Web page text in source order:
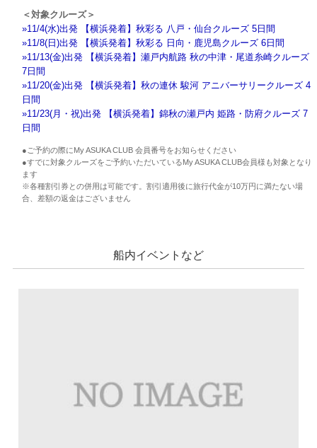
＜対象クルーズ＞
»11/4(水)出発 【横浜発着】秋彩る 八戸・仙台クルーズ 5日間
»11/8(日)出発 【横浜発着】秋彩る 日向・鹿児島クルーズ 6日間
»11/13(金)出発 【横浜発着】瀬戸内航路 秋の中津・尾道糸崎クルーズ
7日間
»11/20(金)出発 【横浜発着】秋の連休 駿河 アニバーサリークルーズ 4
日間
»11/23(月・祝)出発 【横浜発着】錦秋の瀬戸内 姫路・防府クルーズ 7
日間
●ご予約の際にMy ASUKA CLUB 会員番号をお知らせください
●すでに対象クルーズをご予約いただいているMy ASUKA CLUB会員様も対象となり
ます
※各種割引券との併用は可能です。割引適用後に旅行代金が10万円に満たない場
合、差額の返金はございません
船内イベントなど